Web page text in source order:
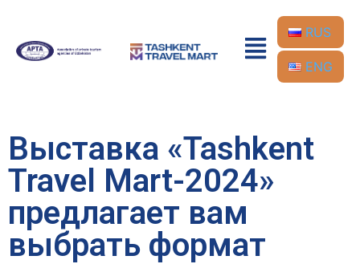
RUS
ENG
Выставка «Tashkent
Travel Mart-2024»
предлагает вам
выбрать формат